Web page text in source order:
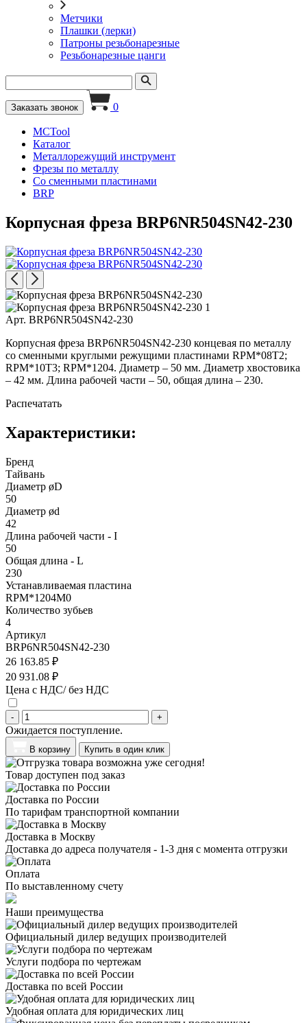
Метчики
Плашки (лерки)
Патроны резьбонарезные
Резьбонарезные цанги
Заказать звонок 0
MCTool
Каталог
Металлорежущий инструмент
Фрезы по металлу
Со сменными пластинами
BRP
Корпусная фреза BRP6NR504SN42-230
Арт. BRP6NR504SN42-230
Корпусная фреза BRP6NR504SN42-230 концевая по металлу
со сменными круглыми режущими пластинами RPM*08T2;
RPM*10T3; RPM*1204. Диаметр – 50 мм. Диаметр хвостовика
– 42 мм. Длина рабочей части – 50, общая длина – 230.
Распечатать
Характеристики:
Бренд
Тайвань
Диаметр øD
50
Диаметр ød
42
Длина рабочей части - I
50
Общая длина - L
230
Устанавливаемая пластина
RPM*1204M0
Количество зубьев
4
Артикул
BRP6NR504SN42-230
26 163.85 ₽
20 931.08 ₽
Цена с НДС/ без НДС
- +
Ожидается поступление.
В корзину Купить в один клик
Товар доступен под заказ
Доставка по России
По тарифам транспортной компании
Доставка в Москву
Доставка до адреса получателя - 1-3 дня с момента отгрузки
Оплата
По выставленному счету
Наши преимущества
Официальный дилер ведущих производителей
Услуги подбора по чертежам
Доставка по всей России
Удобная оплата для юридических лиц